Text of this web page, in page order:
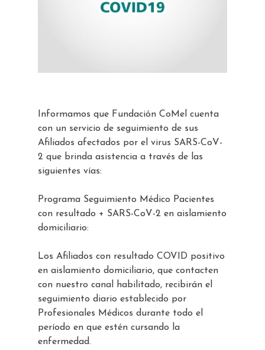
Informamos que Fundación CoMel cuenta
con un servicio de seguimiento de sus
Afiliados afectados por el virus SARS-CoV-
2 que brinda asistencia a través de las
siguientes vías:
Programa Seguimiento Médico Pacientes
con resultado + SARS-CoV-2 en aislamiento
domiciliario:
Los Afiliados con resultado COVID positivo
en aislamiento domiciliario, que contacten
con nuestro canal habilitado, recibirán el
seguimiento diario establecido por
Profesionales Médicos durante todo el
período en que estén cursando la
enfermedad.